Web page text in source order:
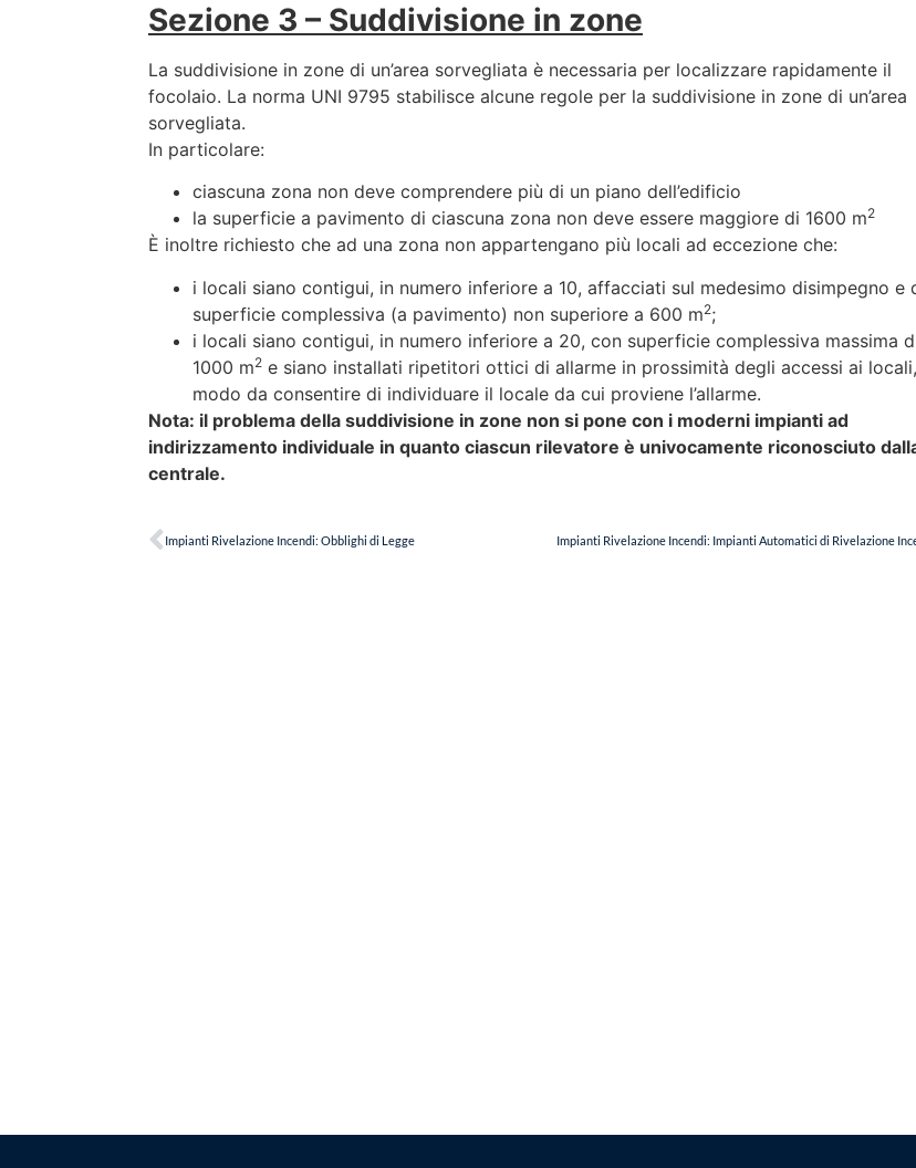
Sezione 3 – Suddivisione in zone
La suddivisione in zone di un’area sorvegliata è necessaria per localizzare rapidamente il
focolaio. La norma UNI 9795 stabilisce alcune regole per la suddivisione in zone di un’area
sorvegliata.
In particolare:
ciascuna zona non deve comprendere più di un piano dell’edificio
la superficie a pavimento di ciascuna zona non deve essere maggiore di 1600 m2
È inoltre richiesto che ad una zona non appartengano più locali ad eccezione che:
i locali siano contigui, in numero inferiore a 10, affacciati sul medesimo disimpegno e
superficie complessiva (a pavimento) non superiore a 600 m2;
i locali siano contigui, in numero inferiore a 20, con superficie complessiva massima
1000 m2 e siano installati ripetitori ottici di allarme in prossimità degli accessi ai
modo da consentire di individuare il locale da cui proviene l’allarme.
Nota: il problema della suddivisione in zone non si pone con i moderni impianti ad
indirizzamento individuale in quanto ciascun rilevatore è univocamente riconosciuto
centrale.
Impianti Rivelazione Incendi: Obblighi di Legge Impianti Rivelazione Incendi: Impianti Automatici di Rivelazione